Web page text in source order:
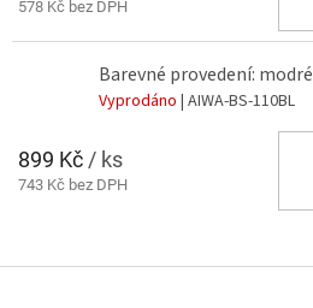
578 Kč bez DPH
Barevné provedení: modré
Vyprodáno | AIWA-BS-110BL
899 Kč/ ks
743 Kč bez DPH